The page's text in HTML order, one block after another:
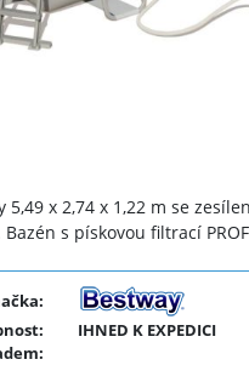
5,49 x 2,74 x 1,22 m se
Bazén s pískovou filtrací
IHNED K EXPEDICI